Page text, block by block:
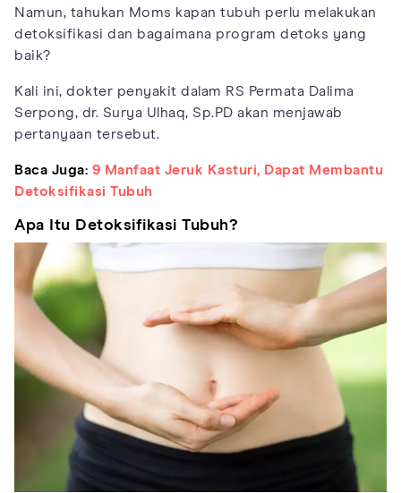
Namun, tahukan Moms kapan tubuh perlu melakukan
detoksifikasi dan bagaimana program detoks yang
baik?
Kali ini, dokter penyakit dalam RS Permata Dalima
Serpong, dr. Surya Ulhaq, Sp.PD akan menjawab
pertanyaan tersebut.
Baca Juga: 9 Manfaat Jeruk Kasturi, Dapat Membantu
Detoksifikasi Tubuh
Apa Itu Detoksifikasi Tubuh?